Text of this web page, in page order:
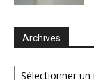
Archives
Archives